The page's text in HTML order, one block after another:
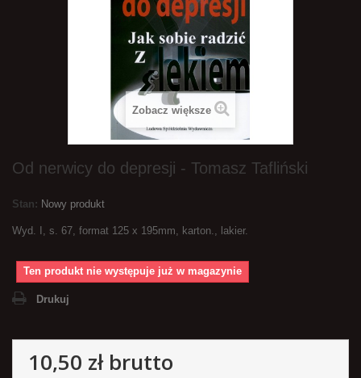
Zobacz większe
Od nerwicy do depresji - Tomasz Tafliński
Stan: Nowy produkt
Wyd. I, s. 67, format 125 x 195mm, karton., lakier.
Ten produkt nie występuje już w magazynie
Drukuj
10,50 złbrutto